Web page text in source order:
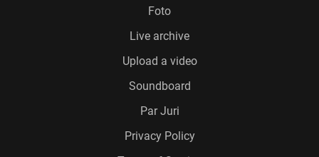
Foto
Live archive
Upload a video
Soundboard
Par Juri
Privacy Policy